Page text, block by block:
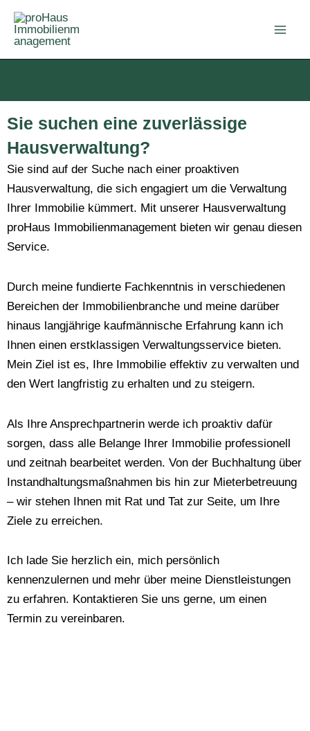
Zum
Inhalt
springen
Sie suchen eine zuverlässige
Hausverwaltung?
Sie sind auf der Suche nach einer proaktiven
Hausverwaltung, die sich engagiert um die Verwaltung
Ihrer Immobilie kümmert. Mit unserer Hausverwaltung
proHaus Immobilienmanagement bieten wir genau diesen
Service.
Durch meine fundierte Fachkenntnis in verschiedenen
Bereichen der Immobilienbranche und meine darüber
hinaus langjährige kaufmännische Erfahrung kann ich
Ihnen einen erstklassigen Verwaltungsservice bieten.
Mein Ziel ist es, Ihre Immobilie effektiv zu verwalten und
den Wert langfristig zu erhalten und zu steigern.
Als Ihre Ansprechpartnerin werde ich proaktiv dafür
sorgen, dass alle Belange Ihrer Immobilie professionell
und zeitnah bearbeitet werden. Von der Buchhaltung über
Instandhaltungsmaßnahmen bis hin zur Mieterbetreuung
– wir stehen Ihnen mit Rat und Tat zur Seite, um Ihre
Ziele zu erreichen.
Ich lade Sie herzlich ein, mich persönlich
kennenzulernen und mehr über meine Dienstleistungen
zu erfahren. Kontaktieren Sie uns gerne, um einen
Termin zu vereinbaren.